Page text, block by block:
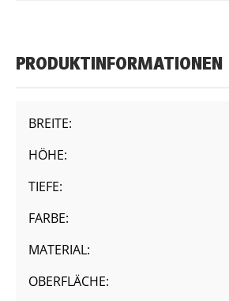
PRODUKTINFORMATIONEN
BREITE:
HÖHE:
TIEFE:
FARBE:
MATERIAL:
OBERFLÄCHE: